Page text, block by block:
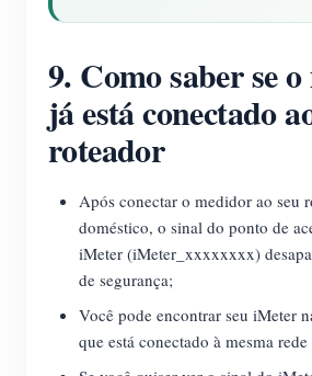
9. Como saber se
já está conectado
roteador
Após conectar o medidor ao seu
doméstico, o sinal do ponto de
iMeter (iMeter_xxxxxxxx)
de segurança;
Você pode encontrar seu iMeter
que está conectado à mesma